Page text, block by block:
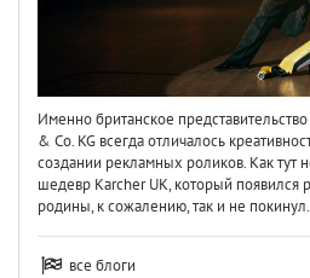
Именно британское
& Co. KG всегда отличалось
создании рекламных роликов. Как тут
шедевр Karcher UK, который появился
родины, к сожалению, так и не
все блоги